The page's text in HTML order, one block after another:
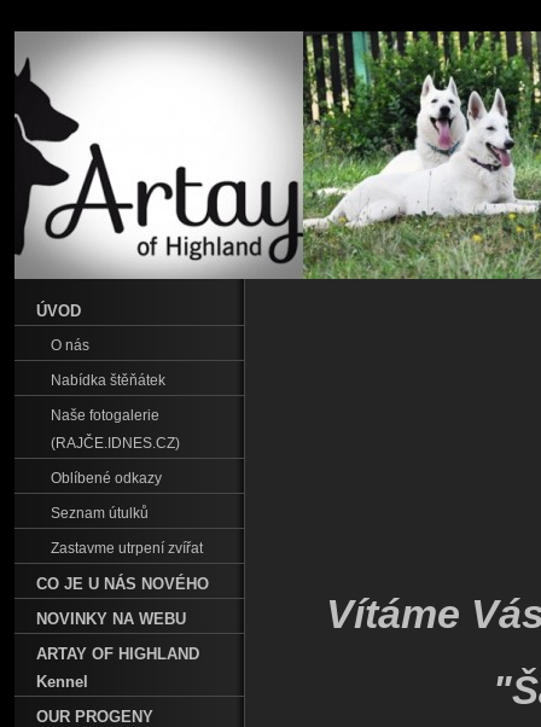
Vítáme
ÚVOD
O nás
Nabídka štěňátek
Naše fotogalerie
(RAJČE.IDNES.CZ)
Oblíbené odkazy
Seznam útulků
Zastavme utrpení zvířat
CO JE U NÁS NOVÉHO
NOVINKY NA WEBU
ARTAY OF HIGHLAND
Kennel
OUR PROGENY